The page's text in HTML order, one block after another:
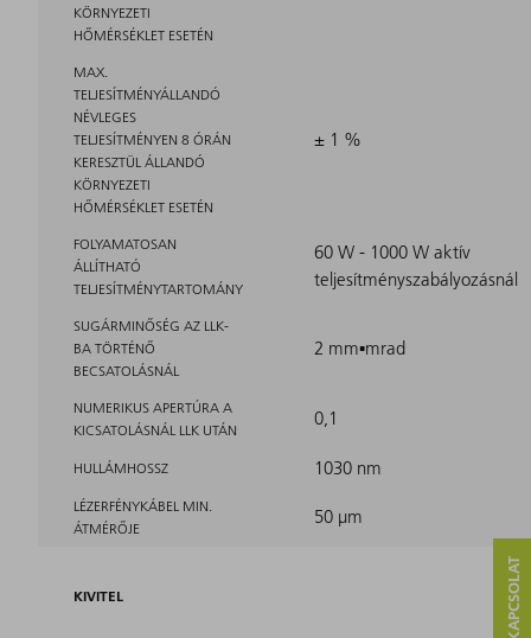
KÖRNYEZETI
HŐMÉRSÉKLET ESETÉN
MAX.
TELJESÍTMÉNYÁLLANDÓ
NÉVLEGES
TELJESÍTMÉNYEN 8 ÓRÁN
KERESZTÜL ÁLLANDÓ
KÖRNYEZETI
HŐMÉRSÉKLET ESETÉN
± 1 %
FOLYAMATOSAN
ÁLLÍTHATÓ
TELJESÍTMÉNYTARTOMÁNY
60 W - 1000 W aktív
teljesítményszabályozásnál
SUGÁRMINŐSÉG AZ LLK-
BA TÖRTÉNŐ
BECSATOLÁSNÁL
2 mm▪mrad
NUMERIKUS APERTÚRA A
KICSATOLÁSNÁL LLK UTÁN
0,1
HULLÁMHOSSZ 1030 nm
LÉZERFÉNYKÁBEL MIN.
ÁTMÉRŐJE
50 μm
KIVITEL